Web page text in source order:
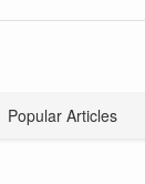
Popular Articles